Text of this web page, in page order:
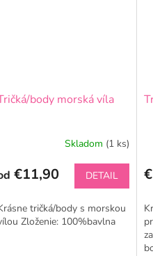
body morská víla
Skladom (1 ks)
€11,90 DETAIL
tričká/body s morskou
Zloženie: 100%bavlna